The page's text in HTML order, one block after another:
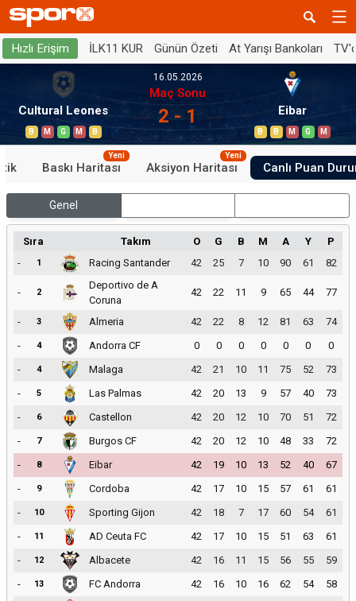
Hızlı Erişim İLK11 KUR Günün Özeti At Yarışı Bankoları
Cultural Leones
B M G M B
16.05.2026
Maç Sonu
2 - 1 Eibar
B B M G M
Baskı Haritası
Yeni
Aksiyon Haritası
Yeni
Canlı Puan
Genel
Sıra Takım O G B M A Y
P
-
1 Racing Santander 42 25 7 10 90 61 82
- 2
Deportivo de A
Coruna
42 22 11 9 65 44 77
- 3 Almeria 42 22 8 12 81 63
74
-
4 Andorra CF 0 0 0 0 0 0
0
-
4 Malaga 42 21 10 11 75 52
73
-
5 Las Palmas 42 20 13 9 57 40
73
-
6 Castellon 42 20 12 10 70 51
72
-
7 Burgos CF 42 20 12 10 48 33
72
-
8 Eibar 42 19 10 13 52 40
67
-
9 Cordoba 42 17 10 15 57 61
61
-
10 Sporting Gijon 42 18 7 17 60 54
61
-
11 AD Ceuta FC 42 17 10 15 51 63
61
-
12 Albacete 42 16 11 15 56 55
59
-
13 FC Andorra 42 16 10 16 62 54
58